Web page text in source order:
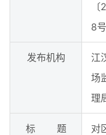
8号
发布机构
江
场
理
标 题
对